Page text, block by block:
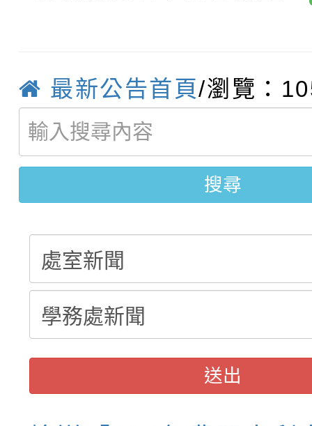
城市手牽手，綠能透明
畫影片一案
轉知：「115學年度全
劇比賽實施要點」及修
表
轉知：桃園市115年度
敬師藝文競賽』實施計
【甄選結果(第11招)】
學年度第1學期第7次
結果(第11招)
【甄選結果(第3招)】
學年度第1學期第9次代
結果(第3招)
最新公告首頁/瀏覽：
搜尋
送出